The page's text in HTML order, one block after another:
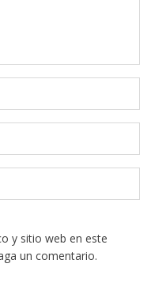
y sitio web en este
un comentario.